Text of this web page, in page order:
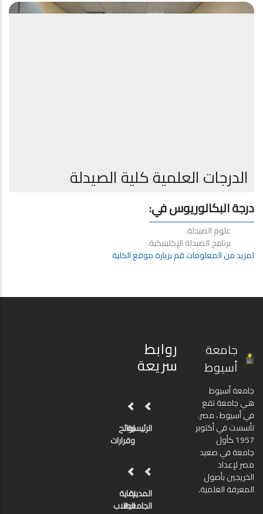
الدرجات العلمية كلية الصيدلة
درجة البكالوريوس في:
علوم الصيدلة.
برنامج الصيدلة الإكلينيكية.
لمزيد من المعلومات قم بزيارة موقع الكلية
جامعة
أسيوط
جامعة أسيوط
هي جامعة تقع
في أسيوط ، مصر.
تأسست في أكتوبر
1957 كأول
جامعة في صعيد
مصر لإعداد
الخريجين بأصول
المعرفة العلمية.
روابط
سريعة
الرئيسيةلوائح
وقرارات
المدينة
الجامعية
رعاية
الطلاب